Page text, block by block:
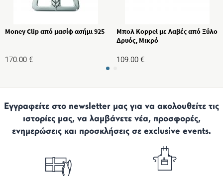
Money Clip από μασίφ ασήμι 925
170.00 €
Μπολ Koppel με Λαβές από Ξύλο
Δρυός, Μικρό
109.00 €
Εγγραφείτε στο newsletter μας για να ακολουθείτε τις
ιστορίες μας, να λαμβάνετε νέα, προσφορές,
ενημερώσεις και προσκλήσεις σε exclusive events.